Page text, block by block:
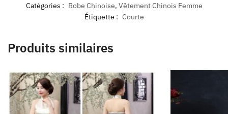
Catégories : Robe Chinoise, Vêtement Chinois Femme
Étiquette : Courte
Produits similaires